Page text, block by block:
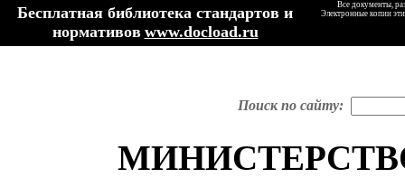
Бесплатная библиотека стандартов и
нормативов www.docload.ru
Все документы,
Электронные копии
Поиск по сайту: